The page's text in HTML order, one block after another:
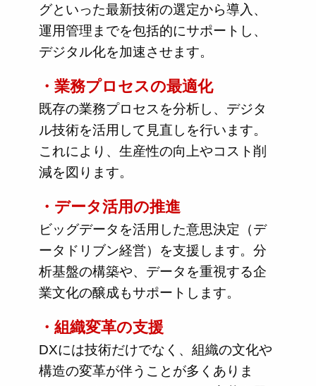
グといった最新技術の選定から導入、
運用管理までを包括的にサポートし、
デジタル化を加速させます。
・業務プロセスの最適化
既存の業務プロセスを分析し、デジタ
ル技術を活用して見直しを行います。
これにより、生産性の向上やコスト削
減を図ります。
・データ活用の推進
ビッグデータを活用した意思決定（デ
ータドリブン経営）を支援します。分
析基盤の構築や、データを重視する企
業文化の醸成もサポートします。
・組織変革の支援
DXには技術だけでなく、組織の文化や
構造の変革が伴うことが多くありま